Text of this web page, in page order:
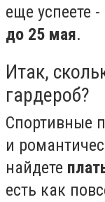
еще успеете -
до 25 мая.
Итак,
гардероб?
Спортивные
и
найдете
есть как